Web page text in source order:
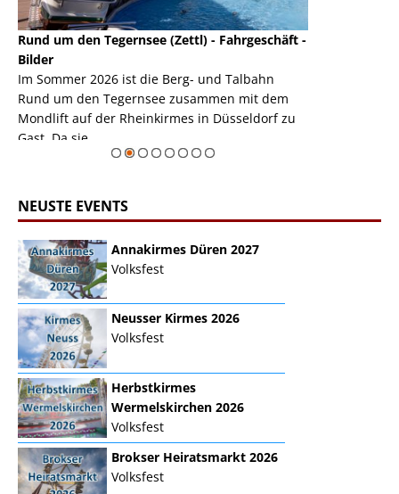
Rund um den Tegernsee (Zettl) - Fahrgeschäft -
Bilder
Im Sommer 2026 ist die Berg- und Talbahn
Rund um den Tegernsee zusammen mit dem
Mondlift auf der Rheinkirmes in Düsseldorf zu
Gast. Da sie ...
NEUSTE EVENTS
Annakirmes Düren 2027
Volksfest
Neusser Kirmes 2026
Volksfest
Herbstkirmes
Wermelskirchen 2026
Volksfest
Brokser Heiratsmarkt 2026
Volksfest